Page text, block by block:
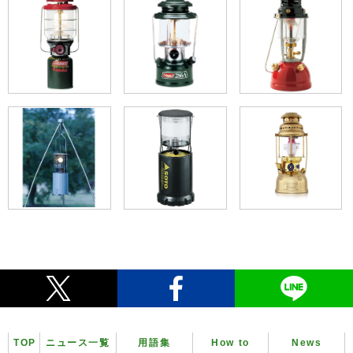
TOP ニュース一覧 用語集 How to News